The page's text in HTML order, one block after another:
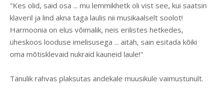
"Kes olid, said osa ... mu lemmikhetk oli vist see, kui saatsin
klaveril ja lind akna taga laulis nii musikaalselt soolot!
Harmoonia on elus võimalik, neis erilistes hetkedes,
üheskoos looduse imelisusega ... aitäh, sain esitada kõiki
oma mõtisklevaid nukraid kauneid laule!"
Tänulik rahvas plaksutas andekale muusikule vaimustunult.